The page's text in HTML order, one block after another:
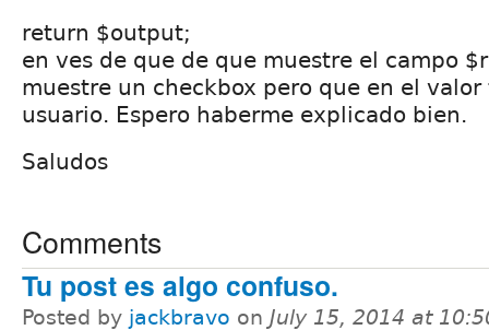
return $output;
en ves de que de que muestre el campo
muestre un checkbox pero que en el
usuario. Espero haberme explicado bien.
Saludos
Comments
Tu post es algo confuso.
Posted by jackbravo on July 15, 2014 at